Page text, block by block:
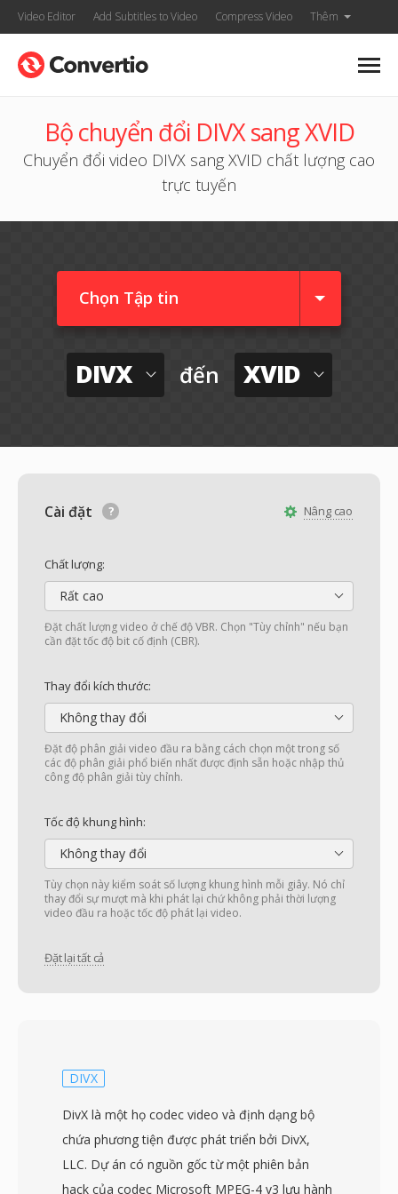
Video Editor Add Subtitles to Video Compress Video Thêm
Bộ chuyển đổi DIVX sang XVID
Chuyển đổi video DIVX sang XVID chất lượng cao
trực tuyến
Chọn Tập tin
DIVX đến XVID
Nâng cao
Cài đặt
Chất lượng:
Rất cao
Đặt chất lượng video ở chế độ VBR. Chọn "Tùy chỉnh" nếu bạn
cần đặt tốc độ bit cố định (CBR).
Thay đổi kích thước:
Không thay đổi
Đặt độ phân giải video đầu ra bằng cách chọn một trong số
các độ phân giải phổ biến nhất được định sẵn hoặc nhập thủ
công độ phân giải tùy chỉnh.
Tốc độ khung hình:
Không thay đổi
Tùy chọn này kiểm soát số lượng khung hình mỗi giây. Nó chỉ
thay đổi sự mượt mà khi phát lại chứ không phải thời lượng
video đầu ra hoặc tốc độ phát lại video.
Đặt lại tất cả
DIVX
DivX là một họ codec video và định dạng bộ
chứa phương tiện được phát triển bởi DivX,
LLC. Dự án có nguồn gốc từ một phiên bản
hack của codec Microsoft MPEG-4 v3 lưu hành